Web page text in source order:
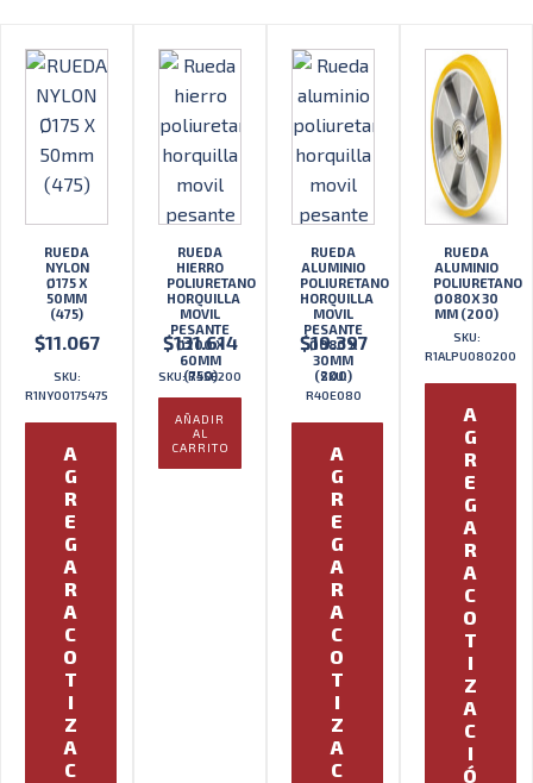
RUEDA
NYLON
Ø175 X
50MM
(475)
$11.067
SKU:
R1NY00175475
A
G
R
E
G
A
R
A
C
O
T
I
Z
A
C
RUEDA
HIERRO
POLIURETANO
HORQUILLA
MOVIL
PESANTE
Ø200 X
60MM
(750)
$131.614
SKU: R45E200
AÑADIR
AL
CARRITO
RUEDA
ALUMINIO
POLIURETANO
HORQUILLA
MOVIL
PESANTE
Ø080 X
30MM
(200)
$19.397
SKU:
R40E080
A
G
R
E
G
A
R
A
C
O
T
I
Z
A
C
RUEDA
ALUMINIO
POLIURETANO
Ø080X 30
MM (200)
SKU:
R1ALPU080200
A
G
R
E
G
A
R
A
C
O
T
I
Z
A
C
I
Ó